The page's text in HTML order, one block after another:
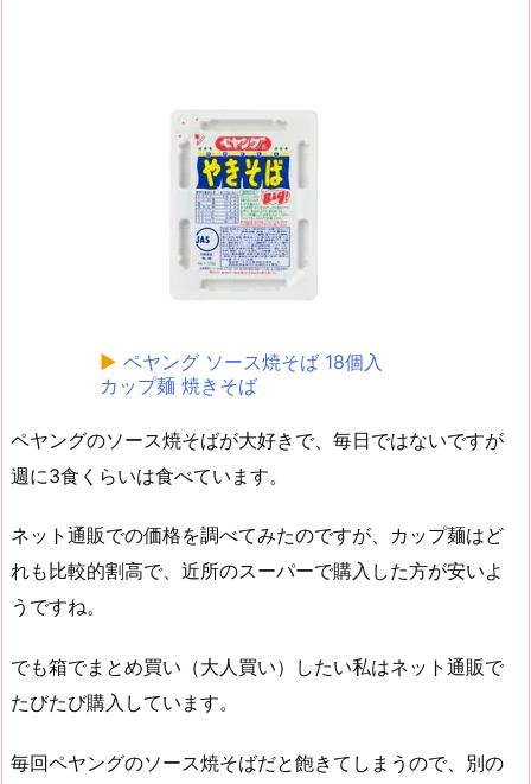
▶ ペヤング ソース焼そば 18個入
カップ麺 焼きそば
ペヤングのソース焼そばが大好きで、毎日ではないですが
週に3食くらいは食べています。
ネット通販での価格を調べてみたのですが、カップ麺はど
れも比較的割高で、近所のスーパーで購入した方が安いよ
うですね。
でも箱でまとめ買い（大人買い）したい私はネット通販で
たびたび購入しています。
毎回ペヤングのソース焼そばだと飽きてしまうので、別の